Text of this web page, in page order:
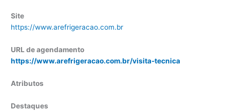
Site
https://www.arefrigeracao.com.br
URL de agendamento
https://www.arefrigeracao.com.br/visita-tecnica
Atributos
Destaques